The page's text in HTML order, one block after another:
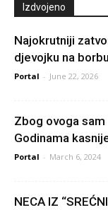
Izdvojeno
Najokrutniji
djevojku na
Portal - June 22, 2026
Zbog ovoga
Godinama
Portal - March 6, 2024
NECA IZ